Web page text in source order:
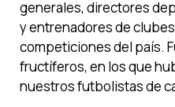
generales, directores
y entrenadores de
competiciones del país.
fructíferos, en los que
nuestros futbolistas de